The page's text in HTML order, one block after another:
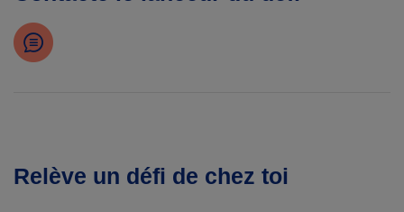
Relève un défi de chez toi